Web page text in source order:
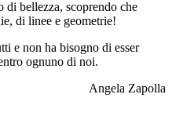
bellezza, scoprendo che
di linee e geometrie!
e non ha bisogno di esser
ognuno di noi.
Angela Zapolla